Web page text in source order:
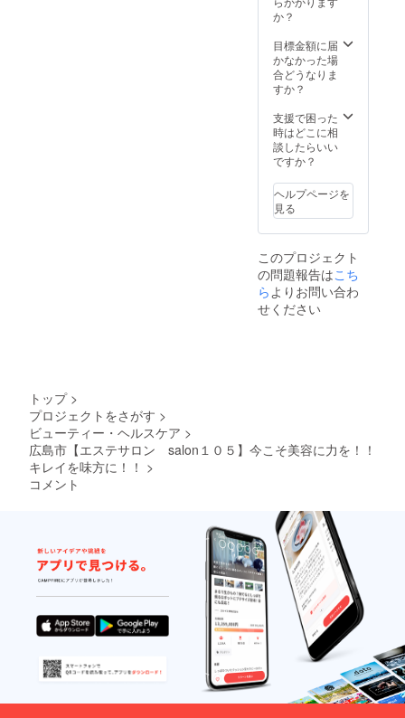
てご使
さい。
理想の
自まつ
毛を育
つ育美
容液☆
こちら
もプラ
高配
合！ま
つ育に
必須成
デンシ
ル、
キャピ
キシ
ル、ワ
ので
少々発
可能性
がござ
いま
す。閉
じる ※
御予約
方法を
メール
で送ら
せてい
ただき
ます。
初回ご
来店の
５％配
液「ル
ジュ」
☆エス
テサロ
品☆ハ
リ、弾
力、潤
いを実
ます！
シッカ
リ振っ
てご使
さい。
理想の
自まつ
毛を育
てるま
必須成
分「リ
キシ
ル、ワ
イド
ラッ
シュ」
配合☆
プラ
ス、当
店のス
タッフ
でもあ
「Candl
e
か？
目標金額に届
かなかった場
合どうなりま
すか？
支援で困った
時はどこに相
談したらいい
ですか？
ヘルプページを
見る
このプロジェクト
の問題報告はこち
らよりお問い合わ
せください
トップ >
プロジェクトをさがす >
ビューティー・ヘルスケア >
広島市【エステサロン salon１０５】今こそ美容に力を！！
キレイを味方に！！ >
コメント